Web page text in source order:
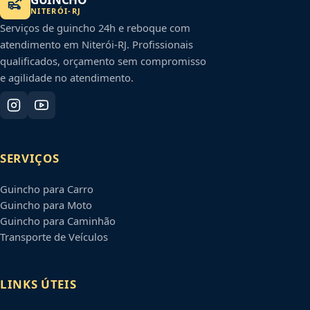
NITERÓI- RJ
Serviços de guincho 24h e reboque com
atendimento em Niterói-RJ. Profissionais
qualificados, orçamento sem compromisso
e agilidade no atendimento.
SERVIÇOS
Guincho para Carro
Guincho para Moto
Guincho para Caminhão
Transporte de Veículos
LINKS ÚTEIS